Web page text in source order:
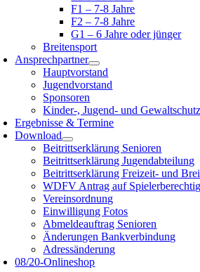
F1 – 7-8 Jahre
F2 – 7-8 Jahre
G1 – 6 Jahre oder jünger
Breitensport
Ansprechpartner
Hauptvorstand
Jugendvorstand
Sponsoren
Kinder-, Jugend- und Gewaltschutz
Ergebnisse & Termine
Download
Beitrittserklärung Senioren
Beitrittserklärung Jugendabteilung
Beitrittserklärung Freizeit- und
WDFV Antrag auf
Vereinsordnung
Einwilligung Fotos
Abmeldeauftrag Senioren
Änderungen Bankverbindung
Adressänderung
08/20-Onlineshop